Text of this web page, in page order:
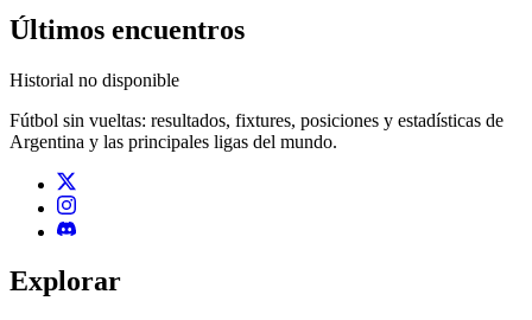
Últimos encuentros
Historial no disponible
Fútbol sin vueltas: resultados, fixtures, posiciones y estadísticas de
Argentina y las principales ligas del mundo.
Explorar